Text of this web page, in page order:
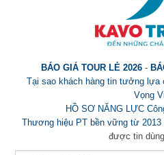
BÁO GIÁ TOUR LẺ 2026 -
Tại sao khách hàng tin tưởng lựa
Vọng
HỒ SƠ NĂNG LỰC
Thương hiệu PT bền vững từ 2013
được tin